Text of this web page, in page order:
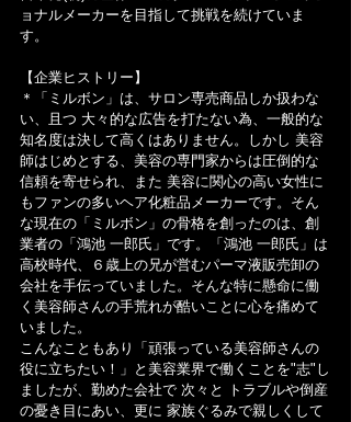
ョナルメーカーを目指して挑戦を続けていま
す。
【企業ヒストリー】
＊「ミルボン」は、サロン専売商品しか扱わな
い、且つ 大々的な広告を打たない為、一般的な
知名度は決して高くはありません。しかし 美容
師はじめとする、美容の専門家からは圧倒的な
信頼を寄せられ、また 美容に関心の高い女性に
もファンの多いヘア化粧品メーカーです。そん
な現在の「ミルボン」の骨格を創ったのは、創
業者の「鴻池 一郎氏」です。「鴻池 一郎氏」は
高校時代、６歳上の兄が営むパーマ液販売卸の
会社を手伝っていました。そんな特に懸命に働
く美容師さんの手荒れが酷いことに心を痛めて
いました。
こんなこともあり「頑張っている美容師さんの
役に立ちたい！」と美容業界で働くことを"志"し
ましたが、勤めた会社で 次々と トラブルや倒産
の憂き目にあい、更に 家族ぐるみで親しくして